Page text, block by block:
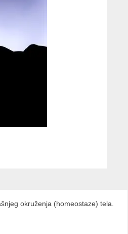
okruženja (homeostaze) tela.